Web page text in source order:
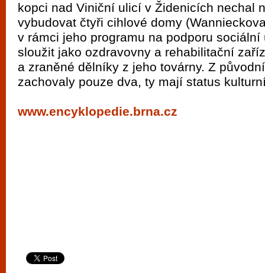
kopci nad Viniční ulicí v Židenicích nechal
vybudovat čtyři cihlové domy
v rámci jeho programu na podporu sociální
sloužit jako ozdravovny a rehabilitační
a zraněné dělníky z jeho továrny. Z
zachovaly pouze dva, ty mají status
www.encyklopedie.brna.cz
Brno je
zajímavé
restaurace,
Mimo jiné je ale také místem, kde si
vyzkoušet různé kasinové hry. V
metropoli naleznete širokou nabídku her
po moderní automaty jak pro pravidelné
příležitostné hráče. V...